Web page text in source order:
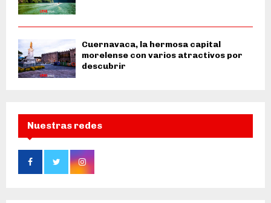
Cuernavaca, la hermosa capital
morelense con varios atractivos por
descubrir
Nuestras redes